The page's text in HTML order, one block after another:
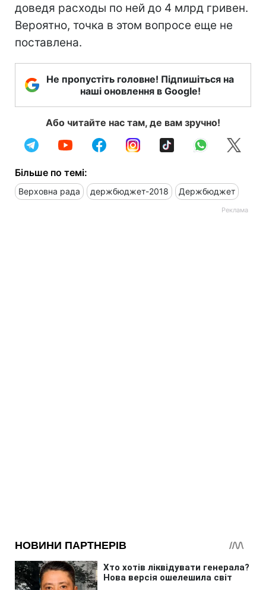
доведя расходы по ней до 4 млрд гривен.
Вероятно, точка в этом вопросе еще не
поставлена.
Не пропустіть головне! Підпишіться на
наші оновлення в Google!
Або читайте нас там, де вам зручно!
Більше по темі:
Верховна рада держбюджет-2018 Держбюджет